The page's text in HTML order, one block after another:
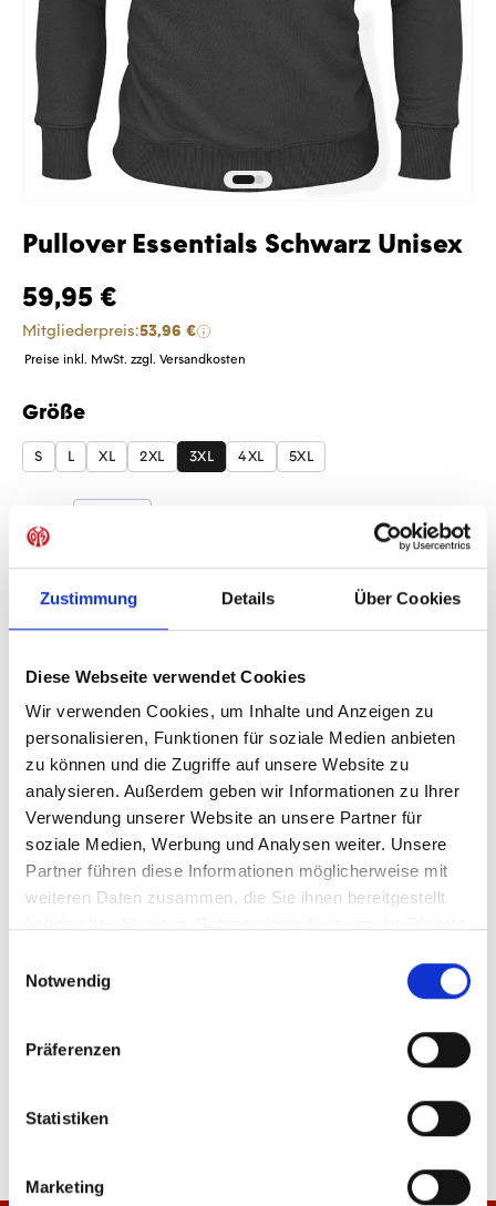
Zustimmung Details Über Cookies
Diese Webseite verwendet Cookies
Wir verwenden Cookies, um Inhalte und Anzeigen zu
personalisieren, Funktionen für soziale Medien anbieten
zu können und die Zugriffe auf unsere Website zu
analysieren. Außerdem geben wir Informationen zu Ihrer
Verwendung unserer Website an unsere Partner für
soziale Medien, Werbung und Analysen weiter. Unsere
Partner führen diese Informationen möglicherweise mit
weiteren Daten zusammen, die Sie ihnen bereitgestellt
Notwendig
Präferenzen
Statistiken
Marketing
Pullover Essentials Schwarz Unisex
59,95 €
Mitgliederpreis:53,96 €
Preise inkl. MwSt. zzgl. Versandkosten
Größe
auswählen
S L XL 2XL 3XL 4XL 5XL
Produkt Anzahl: Gib den gewünschten
Sofort verfügbar, Lieferzeit: 1-3 Tage
IN DEN WARENKORB
Produktdetails
ÄHNLICHE PRODUKTE
Hoodie Essentials Schwarz Unisex T-Shirt Essentials